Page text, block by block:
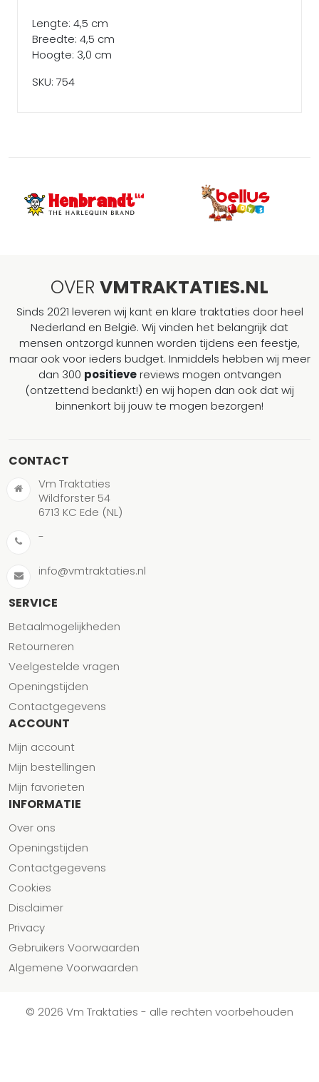
Lengte: 4,5 cm
Breedte: 4,5 cm
Hoogte: 3,0 cm
SKU: 754
OVER VMTRAKTATIES.NL
Sinds 2021 leveren wij kant en klare traktaties door heel
Nederland en België. Wij vinden het belangrijk dat
mensen ontzorgd kunnen worden tijdens een feestje,
maar ook voor ieders budget. Inmiddels hebben wij meer
dan 300 positievereviews mogen ontvangen
(ontzettend bedankt!) en wij hopen dan ook dat wij
binnenkort bij jouw te mogen bezorgen!
CONTACT
Vm Traktaties
Wildforster 54
6713 KC Ede (NL)
-
info@vmtraktaties.nl
SERVICE
Betaalmogelijkheden
Retourneren
Veelgestelde vragen
Openingstijden
Contactgegevens
ACCOUNT
Mijn account
Mijn bestellingen
Mijn favorieten
INFORMATIE
Over ons
Openingstijden
Contactgegevens
Cookies
Disclaimer
Privacy
Gebruikers Voorwaarden
Algemene Voorwaarden
© 2026 Vm Traktaties - alle rechten voorbehouden